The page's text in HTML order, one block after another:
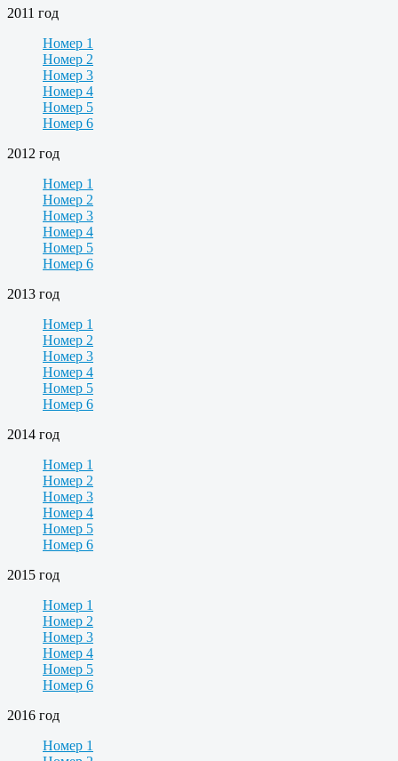
2011 год
Номер 1
Номер 2
Номер 3
Номер 4
Номер 5
Номер 6
2012 год
Номер 1
Номер 2
Номер 3
Номер 4
Номер 5
Номер 6
2013 год
Номер 1
Номер 2
Номер 3
Номер 4
Номер 5
Номер 6
2014 год
Номер 1
Номер 2
Номер 3
Номер 4
Номер 5
Номер 6
2015 год
Номер 1
Номер 2
Номер 3
Номер 4
Номер 5
Номер 6
2016 год
Номер 1